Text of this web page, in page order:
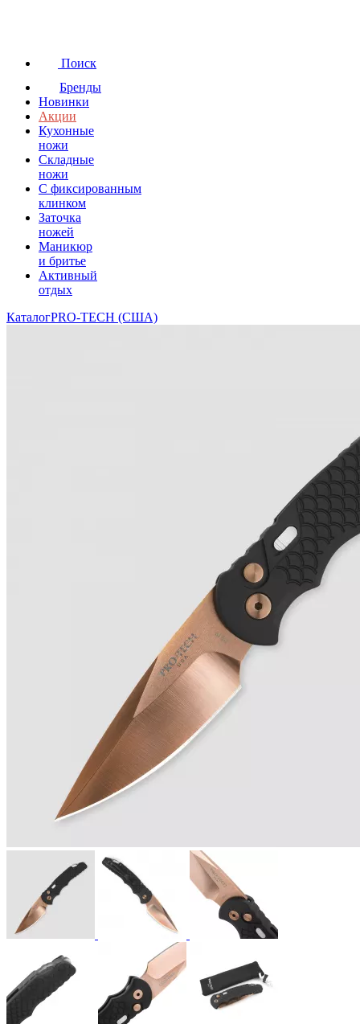
Поиск
Бренды
Новинки
Акции
Кухонные
ножи
Складные
ножи
C фиксированным
клинком
Заточка
ножей
Маникюр
и бритье
Активный
отдых
КаталогPRO-TECH (США)